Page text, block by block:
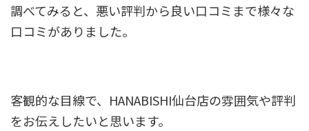
調べてみると、悪い評判から良い口コミまで様々な
口コミがありました。
客観的な目線で、HANABISHI仙台店の雰囲気や評判
をお伝えしたいと思います。